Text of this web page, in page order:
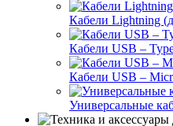
Кабели Lightning
Кабели USB –
Кабели USB –
Универсальные